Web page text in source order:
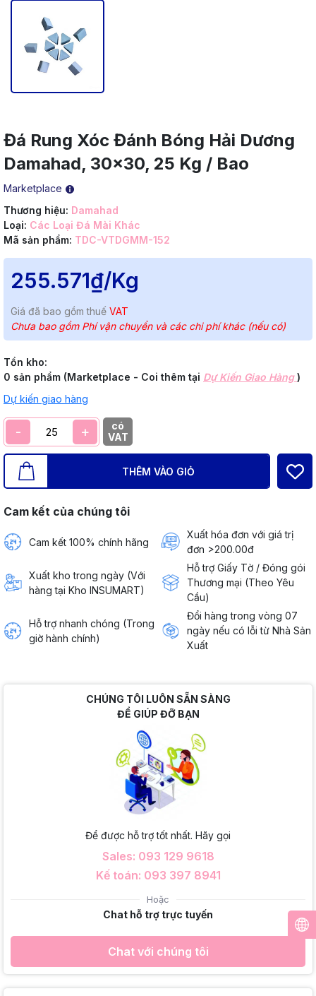
Đá Rung Xóc Đánh Bóng Hải Dương
Damahad, 30x30, 25 Kg / Bao
Marketplace
Thương hiệu: Damahad
Loại: Các Loại Đá Mài Khác
Mã sản phẩm: TDC-VTDGMM-152
255.571₫/Kg
Giá đã bao gồm thuế VAT
Chưa bao gồm Phí vận chuyển và các chi phí khác (nếu có)
Tồn kho:
0 sản phẩm (Marketplace - Coi thêm tại Dự Kiến Giao Hàng)
Dự kiến giao hàng
- +
có
VAT
THÊM VÀO GIỎ
Cam kết của chúng tôi
Cam kết 100% chính hãng
Xuất hóa đơn với giá trị
đơn >200.00đ
Xuất kho trong ngày (Với
hàng tại Kho INSUMART)
Hỗ trợ Giấy Tờ / Đóng gói
Thương mại (Theo Yêu
Cầu)
Hỗ trợ nhanh chóng (Trong
giờ hành chính)
Đổi hàng trong vòng 07
ngày nếu có lỗi từ Nhà Sản
Xuất
CHÚNG TÔI LUÔN SẴN SÀNG
ĐỂ GIÚP ĐỠ BẠN
Để được hỗ trợ tốt nhất. Hãy gọi
Sales: 093 129 9618
Kế toán: 093 397 8941
Hoặc
Chat hỗ trợ trực tuyến
Chat với chúng tôi